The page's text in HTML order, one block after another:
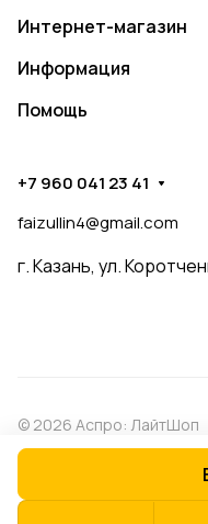
Интернет-магазин
Информация
Помощь
+7 960 041 23 41
faizullin4@gmail.com
г. Казань, ул.
© 2026 Аспро: ЛайтШоп
Разработано в